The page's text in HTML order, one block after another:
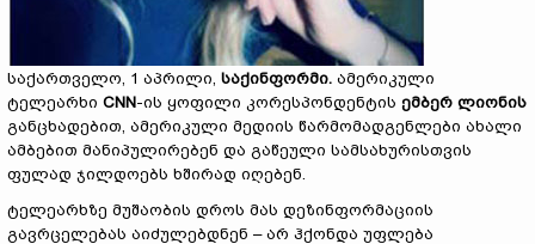
საქართველო, 1 აპრილი, საქინფორმი. ამერიკული
ტელეარხი CNN-ის ყოფილი კორესპონდენტის ემბერ ლიონის
განცხადებით, ამერიკული მედიის წარმომადგენლები ახალი
ამბებით მანიპულირებენ და გაწეული სამსახურისთვის
ფულად ჯილდოებს ხშირად იღებენ.
ტელეარხზე მუშაობის დროს მას დეზინფორმაციის
გავრცელებას აიძულებდნენ – არ ჰქონდა უფლება